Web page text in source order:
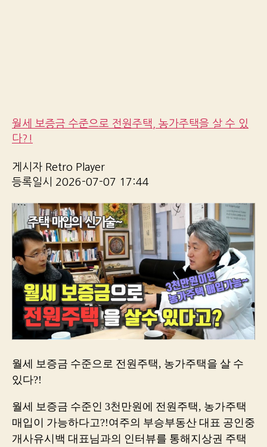
월세 보증금 수준으로 전원주택, 농가주택을 살 수 있
다?!
게시자 Retro Player
등록일시 2026-07-07 17:44
월세 보증금 수준으로 전원주택, 농가주택을 살 수
있다?!
월세 보증금 수준인 3천만원에 전원주택, 농가주택
매입이 가능하다고?!여주의 부승부동산 대표 공인중
개사유시백 대표님과의 인터뷰를 통해지상권 주택